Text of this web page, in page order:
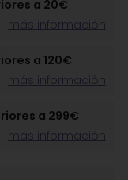
a 20€
más información
a 120€
más información
a 299€
más información